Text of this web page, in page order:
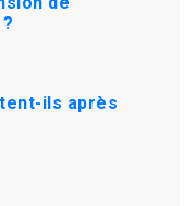
ils après